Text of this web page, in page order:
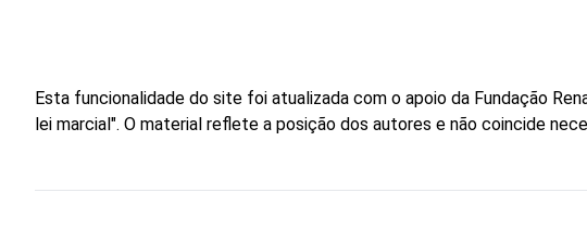
Esta funcionalidade do site foi atualizada com o apoio da Fundação
lei marcial". O material reflete a posição dos autores e não coincide